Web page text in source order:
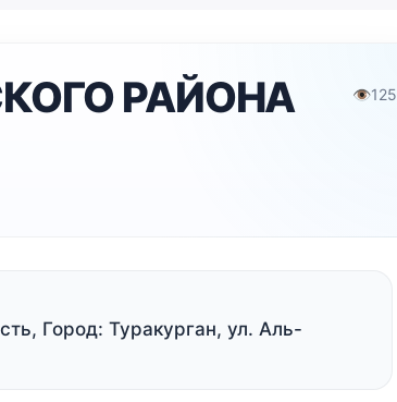
РАЙОНА
👁125
Город: Туракурган, ул. Аль-